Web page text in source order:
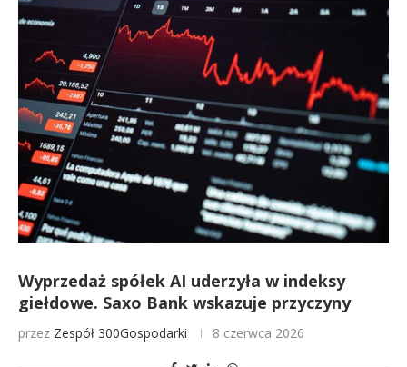
Wyprzedaż spółek AI uderzyła w indeksy
giełdowe. Saxo Bank wskazuje przyczyny
przez Zespół 300Gospodarki 8 czerwca 2026